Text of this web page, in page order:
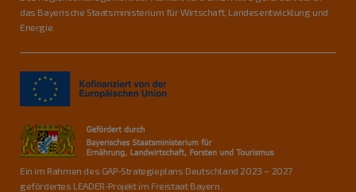
das Bayerische Staatsministerium für Wirtschaft, Landesentwicklung und
Energie.
Ein im Rahmen des GAP-Strategieplans Deutschland 2023 – 2027
gefördertes LEADER-Projekt im Freistaat Bayern.